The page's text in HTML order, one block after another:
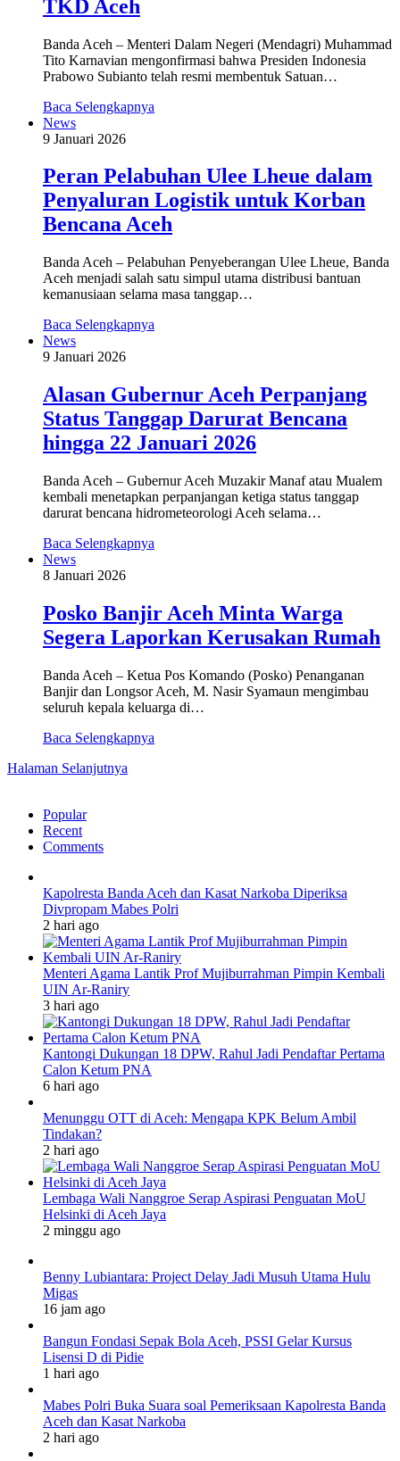
TKD Aceh
Banda Aceh – Menteri Dalam Negeri (Mendagri) Muhammad
Tito Karnavian mengonfirmasi bahwa Presiden Indonesia
Prabowo Subianto telah resmi membentuk Satuan…
Baca Selengkapnya
News
9 Januari 2026
Peran Pelabuhan Ulee Lheue dalam
Penyaluran Logistik untuk Korban
Bencana Aceh
Banda Aceh – Pelabuhan Penyeberangan Ulee Lheue, Banda
Aceh menjadi salah satu simpul utama distribusi bantuan
kemanusiaan selama masa tanggap…
Baca Selengkapnya
News
9 Januari 2026
Alasan Gubernur Aceh Perpanjang
Status Tanggap Darurat Bencana
hingga 22 Januari 2026
Banda Aceh – Gubernur Aceh Muzakir Manaf atau Mualem
kembali menetapkan perpanjangan ketiga status tanggap
darurat bencana hidrometeorologi Aceh selama…
Baca Selengkapnya
News
8 Januari 2026
Posko Banjir Aceh Minta Warga
Segera Laporkan Kerusakan Rumah
Banda Aceh – Ketua Pos Komando (Posko) Penanganan
Banjir dan Longsor Aceh, M. Nasir Syamaun mengimbau
seluruh kepala keluarga di…
Baca Selengkapnya
Halaman Selanjutnya
Popular
Recent
Comments
Kapolresta Banda Aceh dan Kasat Narkoba Diperiksa
Divpropam Mabes Polri
2 hari ago
Menteri Agama Lantik Prof Mujiburrahman Pimpin Kembali
UIN Ar-Raniry
3 hari ago
Kantongi Dukungan 18 DPW, Rahul Jadi Pendaftar Pertama
Calon Ketum PNA
6 hari ago
Menunggu OTT di Aceh: Mengapa KPK Belum Ambil
Tindakan?
2 hari ago
Lembaga Wali Nanggroe Serap Aspirasi Penguatan MoU
Helsinki di Aceh Jaya
2 minggu ago
Benny Lubiantara: Project Delay Jadi Musuh Utama Hulu
Migas
16 jam ago
Bangun Fondasi Sepak Bola Aceh, PSSI Gelar Kursus
Lisensi D di Pidie
1 hari ago
Mabes Polri Buka Suara soal Pemeriksaan Kapolresta Banda
Aceh dan Kasat Narkoba
2 hari ago